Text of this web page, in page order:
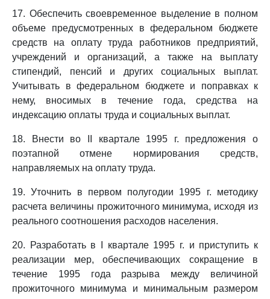
17. Обеспечить своевременное выделение в полном
объеме предусмотренных в федеральном бюджете
средств на оплату труда работников предприятий,
учреждений и организаций, а также на выплату
стипендий, пенсий и других социальных выплат.
Учитывать в федеральном бюджете и поправках к
нему, вносимых в течение года, средства на
индексацию оплаты труда и социальных выплат.
18. Внести во II квартале 1995 г. предложения о
поэтапной отмене нормирования средств,
направляемых на оплату труда.
19. Уточнить в первом полугодии 1995 г. методику
расчета величины прожиточного минимума, исходя из
реального соотношения расходов населения.
20. Разработать в I квартале 1995 г. и приступить к
реализации мер, обеспечивающих сокращение в
течение 1995 года разрыва между величиной
прожиточного минимума и минимальным размером